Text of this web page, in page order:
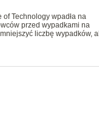
Technology wpadła na
przed wypadkami na
liczbę wypadków,